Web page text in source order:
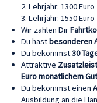
2. Lehrjahr: 1300 Euro
3. Lehrjahr: 1550 Euro
Wir zahlen Dir
Du hastbesonderen
Du bekommst30
Attraktive
Euro monatlichem
Du bekommst einen
Ausbildung an die